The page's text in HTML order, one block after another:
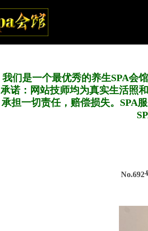
我们是一个最优秀的养生SPA会
承诺：网站技师均为真实生活照
承担一切责任，赔偿损失。SPA
No.692